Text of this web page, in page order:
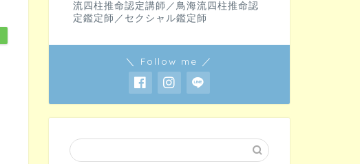
流四柱推命認定講師／鳥海流四柱推命認
定鑑定師／セクシャル鑑定師
＼ Follow me ／